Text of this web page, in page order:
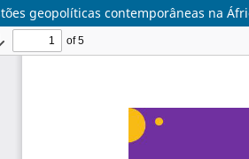
geopolíticas contemporâneas na